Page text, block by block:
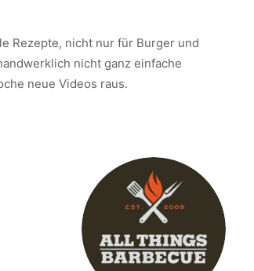
Rezepte, nicht nur für Burger und
nicht ganz einfache
neue Videos raus.